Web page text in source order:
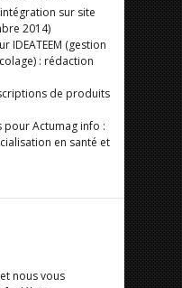
sur site
2014)
IDEATEEM (gestion
: rédaction
de produits
Actumag info :
en santé et
nous vous